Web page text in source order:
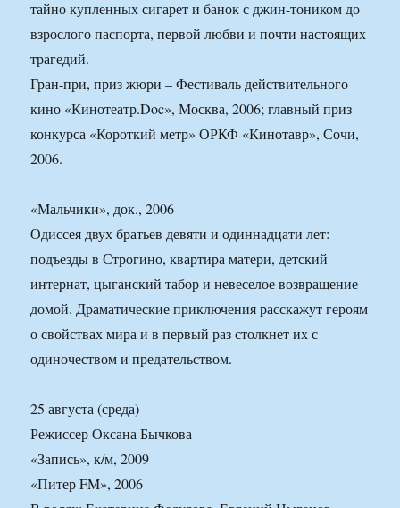
тайно купленных сигарет и банок с джин-тоником до
взрослого паспорта, первой любви и почти настоящих
трагедий.
Гран-при, приз жюри – Фестиваль действительного
кино «Кинотеатр.Doc», Москва, 2006; главный приз
конкурса «Короткий метр» ОРКФ «Кинотавр», Сочи,
2006.
«Мальчики», док., 2006
Одиссея двух братьев девяти и одиннадцати лет:
подъезды в Строгино, квартира матери, детский
интернат, цыганский табор и невеселое возвращение
домой. Драматические приключения расскажут героям
о свойствах мира и в первый раз столкнет их с
одиночеством и предательством.
25 августа (среда)
Режиссер Оксана Бычкова
«Запись», к/м, 2009
«Питер FM», 2006